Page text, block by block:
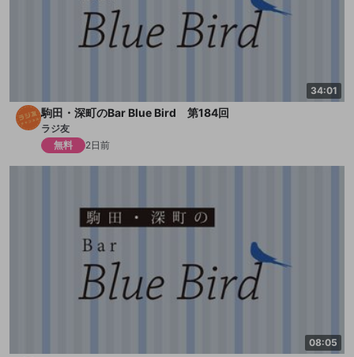
34:01
駒田・深町のBar Blue Bird 第184回
ラジ友
無料
2日前
08:05